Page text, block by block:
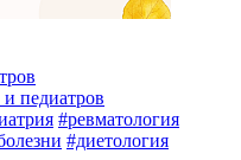
педиатров
#ревматология
#диетология